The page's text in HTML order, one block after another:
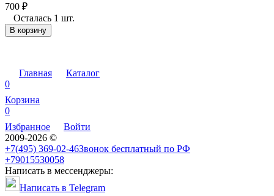
700 ₽
Осталась 1 шт.
В корзину
Главная
Каталог
0
Корзина
0
Избранное
Войти
2009-2026 ©
+7(495) 369-02-46Звонок бесплатный по РФ
+79015530058
Написать в мессенджеры:
Написать в Telegram